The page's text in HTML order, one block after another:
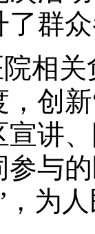
了群
相
，创
宣讲
参与
，为